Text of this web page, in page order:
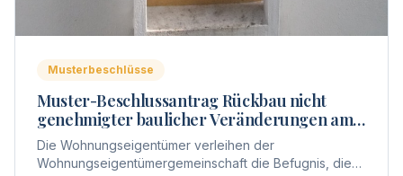
Musterbeschlüsse
Muster-Beschlussantrag Rückbau nicht
genehmigter baulicher Veränderungen am
Gemeinschaftseigentum
Die Wohnungseigentümer verleihen der
Wohnungseigentümergemeinschaft die Befugnis, die